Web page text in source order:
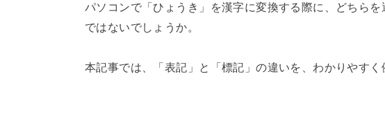
パソコンで「ひょうき」を漢字に変換する際に、どちら
ではないでしょうか。
本記事では、「表記」と「標記」の違いを、わかりやすく